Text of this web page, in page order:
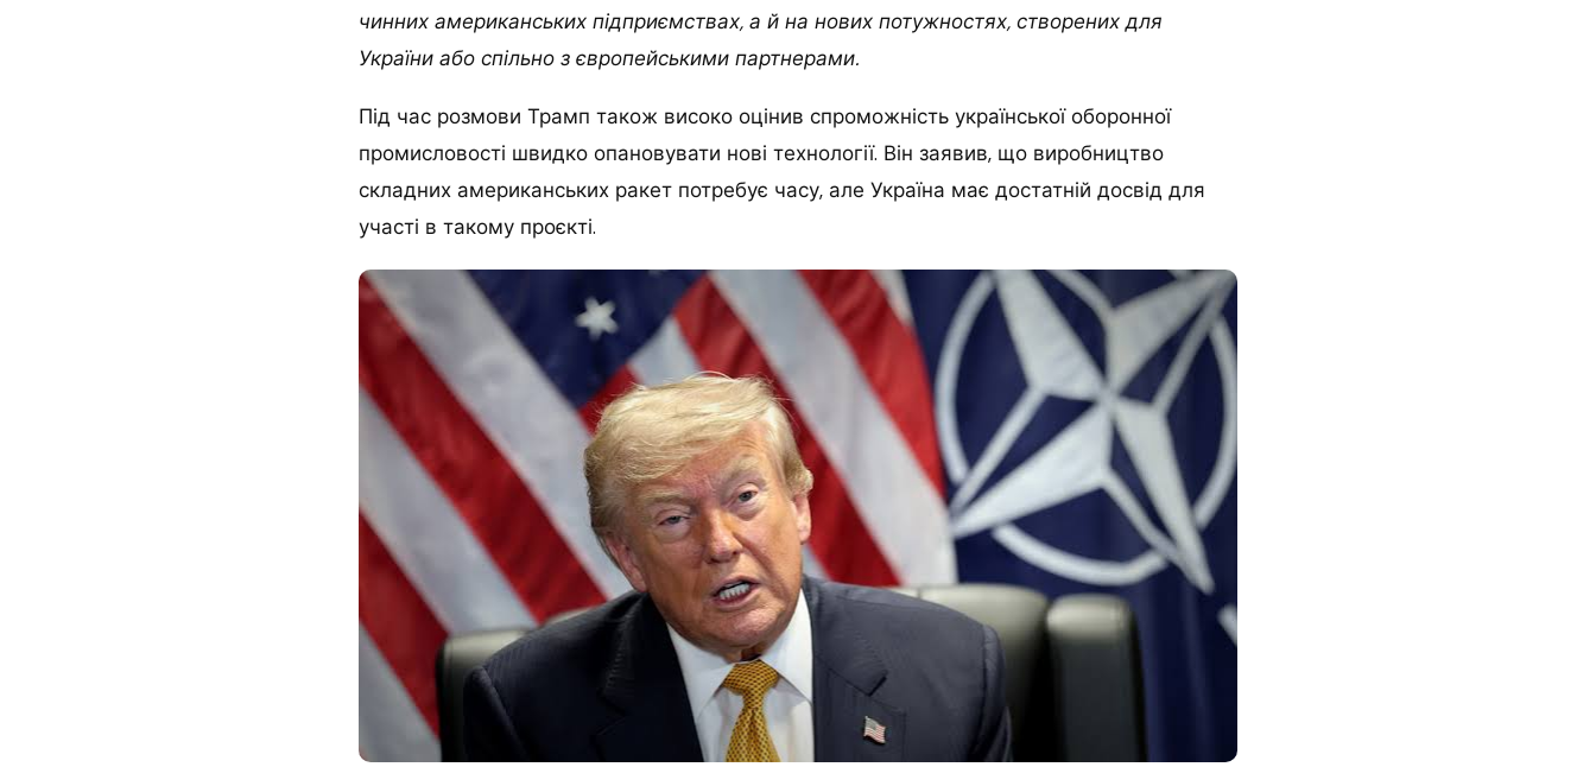
чинних американських підприємствах, а й на нових потужностях, створених для
України або спільно з європейськими партнерами.
Під час розмови Трамп також високо оцінив спроможність української оборонної
промисловості швидко опановувати нові технології. Він заявив, що виробництво
складних американських ракет потребує часу, але Україна має достатній досвід для
участі в такому проєкті.